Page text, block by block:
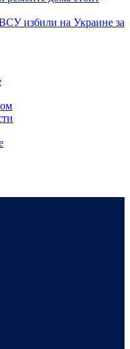
избили на Украине за